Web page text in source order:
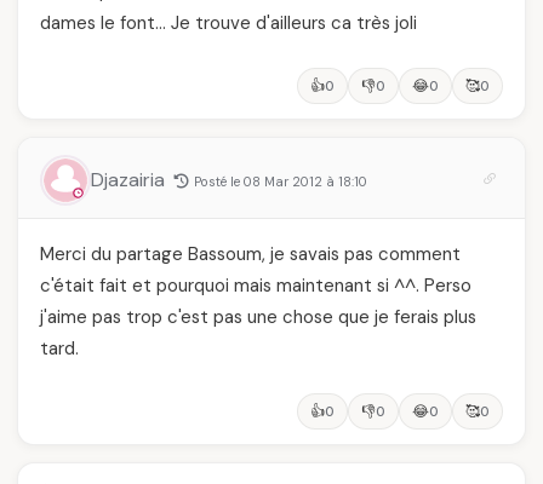
dames le font… Je trouve d'ailleurs ca très joli
👍0 👎0 😂0 🥰0
Djazairia Posté le 08 Mar 2012 à 18:10
Merci du partage Bassoum, je savais pas comment
c'était fait et pourquoi mais maintenant si ^^. Perso
j'aime pas trop c'est pas une chose que je ferais plus
tard.
👍0 👎0 😂0 🥰0